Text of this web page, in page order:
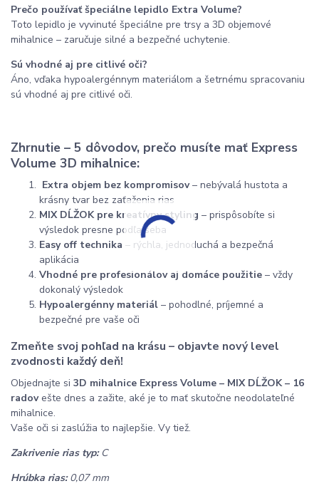
Prečo používať špeciálne lepidlo Extra Volume?
Toto lepidlo je vyvinuté špeciálne pre trsy a 3D objemové
mihalnice – zaručuje silné a bezpečné uchytenie.
Sú vhodné aj pre citlivé oči?
Áno, vďaka hypoalergénnym materiálom a šetrnému spracovaniu
sú vhodné aj pre citlivé oči.
Zhrnutie – 5 dôvodov, prečo musíte mať Express
Volume 3D mihalnice:
Extra objem bez kompromisov– nebývalá hustota a
krásny tvar bez zaťaženia rias
MIX DĹŽOK pre kreatívny styling – prispôsobíte si
výsledok presne podľa seba
Easy off technika – rýchla, jednoduchá a bezpečná
aplikácia
Vhodné pre profesionálov aj domáce použitie – vždy
dokonalý výsledok
Hypoalergénny materiál – pohodlné, príjemné a
bezpečné pre vaše oči
Zmeňte svoj pohľad na krásu – objavte nový level
zvodnosti každý deň!
Objednajte si 3D mihalnice Express Volume – MIX DĹŽOK – 16
radovešte dnes a zažite, aké je to mať skutočne neodolateľné
mihalnice.
Vaše oči si zaslúžia to najlepšie. Vy tiež.
Zakrivenie rias typ: C
Hrúbka rias:0,07 mm